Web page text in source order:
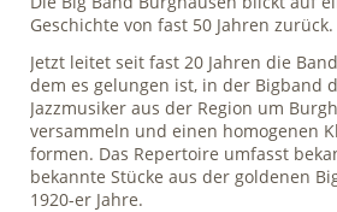
Geschichte von fast 50 Jahren zurück.
Jetzt leitet seit fast 20 Jahren die
dem es gelungen ist, in der Bigband
Jazzmusiker aus der Region um
versammeln und einen homogenen
formen. Das Repertoire umfasst
bekannte Stücke aus der goldenen
1920-er Jahre.